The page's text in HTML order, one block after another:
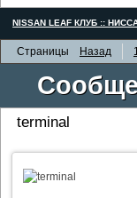
NISSAN LEAF КЛУБ ::
Страницы Назад
terminal